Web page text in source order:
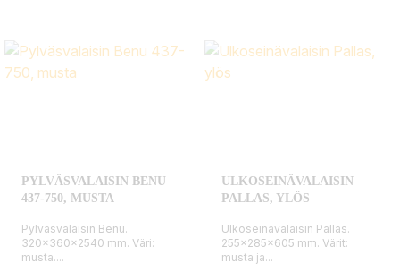
PYLVÄSVALAISIN BENU
437-750, MUSTA
Pylväsvalaisin Benu.
320x360x2540 mm. Väri:
musta....
ULKOSEINÄVALAISIN
PALLAS, YLÖS
Ulkoseinävalaisin Pallas.
255x285x605 mm. Värit:
musta ja...